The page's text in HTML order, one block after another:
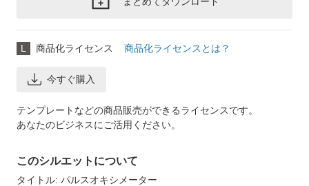
L 商品化ライセンス 商品化ライセンスとは？
今すぐ購入
テンプレートなどの商品販売ができるライセンスです。
あなたのビジネスにご活用ください。
このシルエットについて
タイトル: パルスオキシメーター